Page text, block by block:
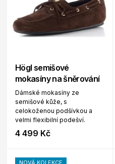
Högl semišové
mokasíny na šněrování
Dámské mokasíny ze
semišové kůže, s
celokoženou podšívkou a
velmi flexibilní podešví.
4 499 Kč